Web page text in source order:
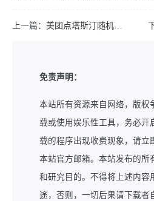
上一篇： 美团点塔斯汀随机抽1万份免单
免责声明：
本站所有资源来自网络，版权
载或使用娱乐性工具，务必开
载的程序出现收费现象，请立
本站官方邮箱。本站发布的所
和研究目的。不得将上述内容
途，否则，一切后果请下载者